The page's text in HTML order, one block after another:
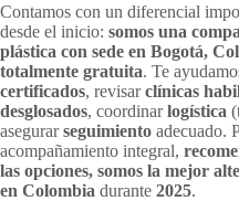
Contamos con un diferencial
desde el inicio: somos una
plástica con sede en Bogotá,
totalmente gratuita. Te
certificados, revisarclínicas
desglosados, coordinarlogística
asegurarseguimiento adecuado.
acompañamiento integral,
las opciones, somos la mejor
en Colombia durante 2025.